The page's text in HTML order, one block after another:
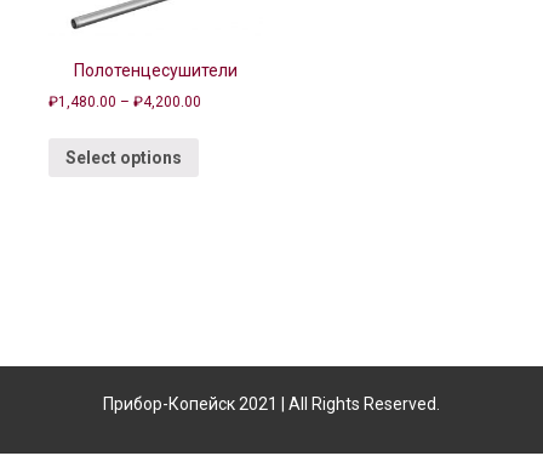
Полотенцесушители
₽1,480.00 – ₽4,200.00
Select options
Прибор-Копейск 2021 | All Rights Reserved.